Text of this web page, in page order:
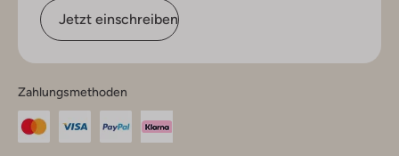
Jetzt einschreiben
Zahlungsmethoden